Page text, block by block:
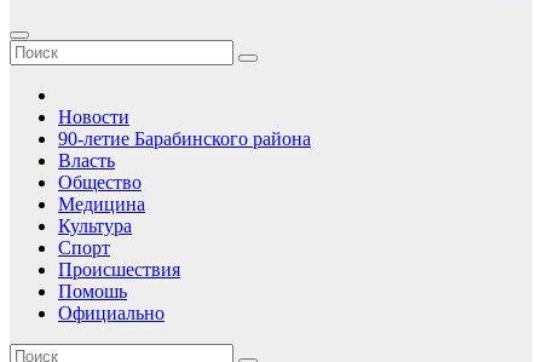
Новости
90-летие Барабинского района
Власть
Общество
Медицина
Культура
Спорт
Происшествия
Помошь
Официально